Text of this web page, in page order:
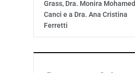
Grass, Dra. Monira Mohamed
Canci e a Dra. Ana Cristina
Ferretti